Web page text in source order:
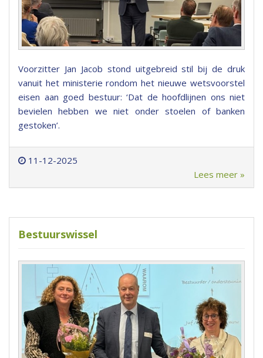
Voorzitter Jan Jacob stond uitgebreid stil bij de druk
vanuit het ministerie rondom het nieuwe wetsvoorstel
eisen aan goed bestuur: ‘Dat de hoofdlijnen ons niet
bevielen hebben we niet onder stoelen of banken
gestoken’.
11-12-2025
Lees meer »
Bestuurswissel